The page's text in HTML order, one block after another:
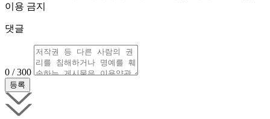
이용 금지
댓글
0 / 300